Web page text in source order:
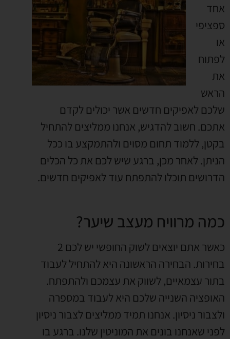
אחד
ספציפי
או
לפתוח
את
הראש
שלכם לאפיקים חדשים אשר יכולים לקדם
אתכם. חשוב להדגיש, אנחנו ממליצים להתחיל
בקטן, ללמוד תחום מסוים ולהתמקצע בו ככל
הניתן. לאחר מכן, ברגע שיש לכם את כל הכלים
הדרושים תוכלו להתפתח עוד לאפיקים חדשים.
כמה מרוויח מעצב שיער?
כאשר אתם יוצאים לשוק החופשי יש לכם 2
בחירות. הבחירה הראשונה היא להתחיל לעבוד
בתור עצמאיים, לשווק את עצמכם ולהתפתח.
האופציה השנייה שלכם היא לעבוד במספרה
ולצבור ניסיון. אנחנו תמיד ממליצים לצבור ניסיון
לפני שאנחנו בונים את המוניטין שלנו. ברגע בו